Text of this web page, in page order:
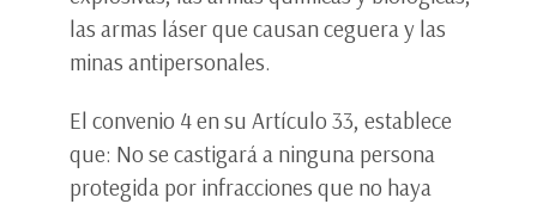
las armas láser que causan ceguera y las
minas antipersonales.
El convenio 4 en su Artículo 33, establece
que: No se castigará a ninguna persona
protegida por infracciones que no haya